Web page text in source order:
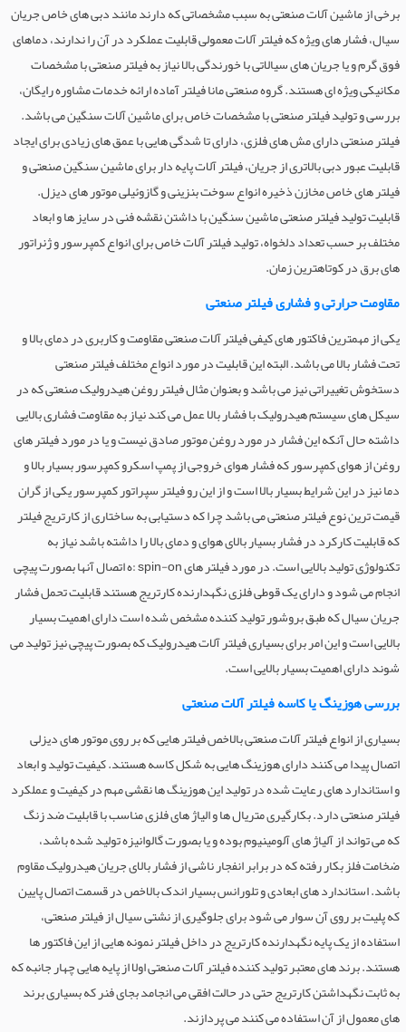
برخی از ماشین آلات صنعتی به سبب مشخصاتی که دارند مانند دبی های خاص جریان
سیال، فشار های ویژه که فیلتر آلات معمولی قابلیت عملکرد در آن را ندارند، دماهای
فوق گرم و یا جریان های سیالاتی با خورندگی بالا نیاز به فیلتر صنعتی با مشخصات
مکانیکی ویژه ای هستند. گروه صنعتی مانا فیلتر آماده ارائه خدمات مشاوره رایگان،
بررسی و تولید فیلتر صنعتی با مشخصات خاص برای ماشین آلات سنگین می باشد.
فیلتر صنعتی دارای مش های فلزی، دارای تا شدگی هایی با عمق های زیادی برای ایجاد
قابلیت عبور دبی بالاتری از جریان، فیلتر آلات پایه دار برای ماشین سنگین صنعتی و
فیلتر های خاص مخازن ذخیره انواع سوخت بنزینی و گازوئیلی موتور های دیزل.
قابلیت تولید فیلتر صنعتی ماشین سنگین با داشتن نقشه فنی در سایز ها و ابعاد
مختلف بر حسب تعداد دلخواه، تولید فیلتر آلات خاص برای انواع کمپرسور و ژنراتور
های برق در کوتاهترین زمان.
مقاومت حرارتی و فشاری فیلتر صنعتی
یکی از مهمترین فاکتور های کیفی فیلتر آلات صنعتی مقاومت و کاربری در دمای بالا و
تحت فشار بالا می باشد. البته این قابلیت در مورد انواع مختلف فیلتر صنعتی
دستخوش تغییراتی نیز می باشد و بعنوان مثال فیلتر روغن هیدرولیک صنعتی که در
سیکل های سیستم هیدرولیک با فشار بالا عمل می کند نیاز به مقاومت فشاری بالایی
داشته حال آنکه این فشار در مورد روغن موتور صادق نیست و یا در مورد فیلتر های
روغن از هوای کمپرسور که فشار هوای خروجی از پمپ اسکرو کمپرسور بسیار بالا و
دما نیز در این شرایط بسیار بالا است و از این رو فیلتر سپراتور کمپرسور یکی از گران
قیمت ترین نوع فیلتر صنعتی می باشد چرا که دستیابی به ساختاری از کارتریج فیلتر
که قابلیت کارکرد در فشار بسیار بالای هوای و دمای بالا را داشته باشد نیاز به
تکنولوژی تولید بالایی است. در مورد فیلتر های spin-on :ه اتصال آنها بصورت پیچی
انجام می شود و دارای یک قوطی فلزی نگهدارنده کارتریج هستند قابلیت تحمل فشار
جریان سیال که طبق بروشور تولید کننده مشخص شده است دارای اهمیت بسیار
بالایی است و این امر برای بسیاری فیلتر آلات هیدرولیک که بصورت پیچی نیز تولید می
شوند دارای اهمیت بسیار بالایی است.
بررسی هوزینگ یا کاسه فیلتر آلات صنعتی
بسیاری از انواع فیلتر آلات صنعتی بالاخص فیلتر هایی که بر روی موتور های دیزلی
اتصال پیدا می کنند دارای هوزینگ هایی به شکل کاسه هستند. کیفیت تولید و ابعاد
و استاندارد های رعایت شده در تولید این هوزینگ ها نقشی مهم در کیفیت و عملکرد
فیلتر صنعتی دارد. بکارگیری متریال ها و الیاژ های فلزی مناسب با قابلیت ضد زنگ
که می تواند از آلیاژ های آلومینیوم بوده و یا بصورت گالوانیزه تولید شده باشد،
ضخامت فلز بکار رفته که در برابر انفجار ناشی از فشار بالای جریان هیدرولیک مقاوم
باشد. استاندارد های ابعادی و تلورانس بسیار اندک بالاخص در قسمت اتصال پایین
که پلیت بر روی آن سوار می شود برای جلوگیری از نشتی سیال از فیلتر صنعتی،
استفاده از یک پایه نگهدارنده کارتریج در داخل فیلتر نمونه هایی از این فاکتور ها
هستند. برند های معتبر تولید کننده فیلتر آلات صنعتی اولا از پایه هایی چهار جانبه که
به ثابت نگهداشتن کارتریج حتی در حالت افقی می انجامد بجای فنر که بسیاری برند
های معمول از آن استفاده می کنند می پردازند.